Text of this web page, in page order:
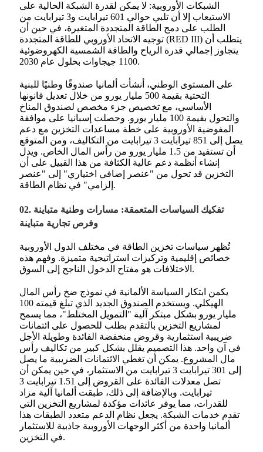
الشبكات الأوروبية: لا يمكن لقدرة الشبكة الحالية على
الاستيعاب إلا أن تلبي حوالي 601 تيرابايت و3 تيرابايت من
الطلب على دمج الطاقة المتجددة المتغيرة، في حين أن
توجيه الاتحاد الأوروبي للطاقة المتجددة (RED III) يتطلب أن
يتجاوز إجمالي قدرة الرياح والطاقة الشمسية الكهروضوئية
1100 جيجاوات بحلول عام 2030.
على المستوى الوطني، أنشأت ألمانيا صندوقًا وطنيًا للبنية
التحتية بقيمة 500 مليار يورو من خلال تعديل قانونها
الأساسي، مع تخصيص جزء مخصص لصندوق المناخ
والتحول بقيمة 100 مليار يورو. وحصلت إسبانيا على موافقة
المفوضية الأوروبية على خطة مساعدات التخزين مع دعم
يصل إلى 851 تيرابايت 3 تيرابايت من التكاليف، ومن المتوقع
أن تستفيد من 1.5 مليار يورو من رأس المال الخاص. ويدل
إنشاء أنظمة دعم عالية الكثافة من هذا القبيل على أن
التخزين قد تحول من "عنصر إضافي اختياري" إلى "عنصر
إلزامي" في نظام الطاقة.
02. تفكيك السياسات المتعمقة: مسارات وطنية متباينة
وفرص تجارية متباينة
تُظهر سياسات تخزين الطاقة في مختلف الدول الأوروبية
خصائص إقليمية وتركيزات استراتيجية متميزة. وفهم هذه
الاختلافات هو مفتاح الدخول الناجح إلى السوق.
يكمن ابتكار السياسة الألمانية في نموذج ضخ رأس المال
الهيكلي. ويستخدم الصندوق الجديد الذي تبلغ قيمته 100
مليار يورو بشكل مبتكر آلية "التمويل المختلط"، مما يسمح
لمشاريع التخزين بالتقدم بطلب للحصول على ائتمانات
ضريبية استثمارية وقروض منخفضة الفائدة وطويلة الأجل
في آن واحد. هذا التصميم يقلل بشكل كبير من تكاليف رأس
مال المشروع. يمكن أن تغطي الائتمانات الضريبية ما يصل
إلى 301 تيرابايت 3 تيرابايت من الاستثمار، في حين يمكن أن
تصل معدلات الفائدة على القروض إلى 1.51 تيرابايت 3
تيرابايت. وبالإضافة إلى ذلك، طبقت ألمانيا آلية مزاد
للقدرات، مما يوفر عائدات مؤكدة لمشاريع التخزين التي
تقدم خدمات الشبكة. يجعل نظام الدعم متعدد الطبقات هذا
ألمانيا واحدة من أكثر الوجهات الأوروبية جاذبية للاستثمار
في التخزين.